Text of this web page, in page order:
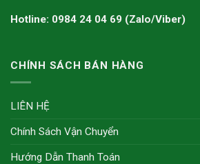
Hotline: 0984 24 04 69 (Zalo/Viber)
CHÍNH SÁCH BÁN HÀNG
LIÊN HỆ
Chính Sách Vận Chuyển
Hướng Dẫn Thanh Toán